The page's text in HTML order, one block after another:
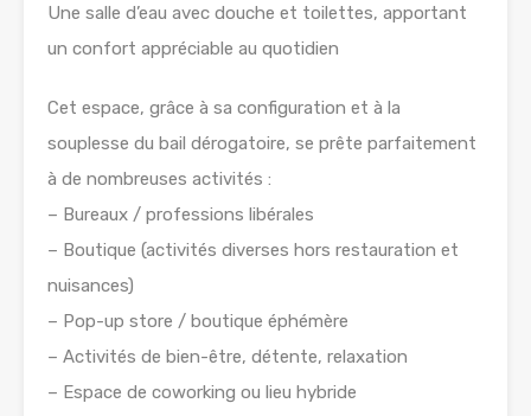
Une salle d’eau avec douche et toilettes, apportant
un confort appréciable au quotidien
Cet espace, grâce à sa configuration et à la
souplesse du bail dérogatoire, se prête parfaitement
à de nombreuses activités :
– Bureaux / professions libérales
– Boutique (activités diverses hors restauration et
nuisances)
– Pop-up store / boutique éphémère
– Activités de bien-être, détente, relaxation
– Espace de coworking ou lieu hybride